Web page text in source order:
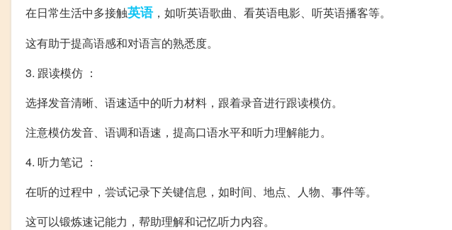
在日常生活中多接触英语，如听英语歌曲、看英语电影、听英语播客等。
这有助于提高语感和对语言的熟悉度。
3. 跟读模仿 ：
选择发音清晰、语速适中的听力材料，跟着录音进行跟读模仿。
注意模仿发音、语调和语速，提高口语水平和听力理解能力。
4. 听力笔记 ：
在听的过程中，尝试记录下关键信息，如时间、地点、人物、事件等。
这可以锻炼速记能力，帮助理解和记忆听力内容。